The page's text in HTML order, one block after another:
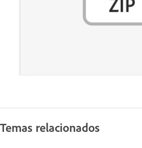
Temas relacionados